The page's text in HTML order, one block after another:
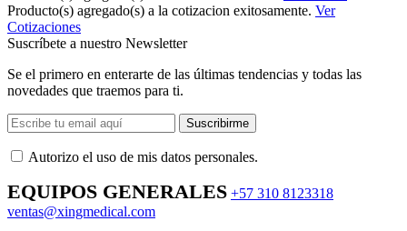
Producto(s) agregado(s) a la cotizacion exitosamente. Ver
Cotizaciones
Suscríbete a nuestro Newsletter
Se el primero en enterarte de las últimas tendencias y todas las
novedades que traemos para ti.
Suscribirme
Autorizo ​​el uso de mis datos personales.
EQUIPOS GENERALES +57 310 8123318
ventas@xingmedical.com